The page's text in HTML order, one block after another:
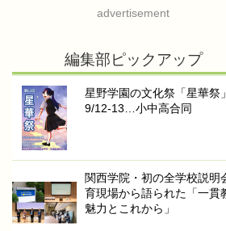
advertisement
編集部ピックアップ
星野学園の文化祭「星華祭」
9/12-13…小中高合同
関西学院・初の全学校説
育現場から語られた「一貫
魅力とこれから」